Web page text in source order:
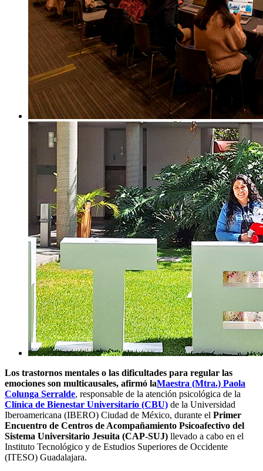
Los trastornos mentales o las dificultades para regular las
emociones son multicausales, afirmó laMaestra (Mtra.) Paola
Colunga Serralde, responsable de la atención psicológica de la
Clínica de Bienestar Universitario (CBU) de la Universidad
Iberoamericana (IBERO) Ciudad de México, durante el Primer
Encuentro de Centros de Acompañamiento Psicoafectivo del
Sistema Universitario Jesuita (CAP-SUJ) llevado a cabo en el
Instituto Tecnológico y de Estudios Superiores de Occidente
(ITESO) Guadalajara.